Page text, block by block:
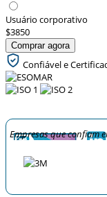
Usuário corporativo
$3850
Comprar agora
Confiável e
Empresas que confiam